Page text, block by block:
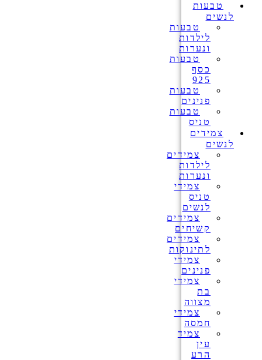
טבעות
לנשים
טבעות
לילדות
ונערות
טבעות
כסף
925
טבעות
פנינים
טבעות
טניס
צמידים
לנשים
צמידים
לילדות
ונערות
צמידי
טניס
לנשים
צמידים
קשיחים
צמידים
לתינוקות
צמידי
פנינים
צמידי
בת
מצווה
צמידי
חמסה
צמיד
עין
הרע